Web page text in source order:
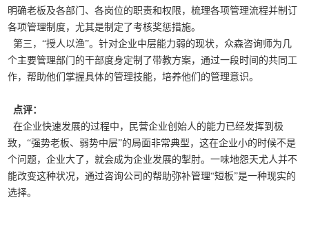
明确老板及各部门、各岗位的职责和权限，梳理各项管理流程并制订
各项管理制度，尤其是制定了考核奖惩措施。
第三，“授人以渔”。针对企业中层能力弱的现状，众森咨询师为几
个主要管理部门的干部度身定制了带教方案，通过一段时间的共同工
作，帮助他们掌握具体的管理技能，培养他们的管理意识。
点评：
在企业快速发展的过程中，民营企业创始人的能力已经发挥到极
致，“强势老板、弱势中层”的局面非常典型，这在企业小的时候不是
个问题，企业大了，就会成为企业发展的掣肘。一味地怨天尤人并不
能改变这种状况，通过咨询公司的帮助弥补管理“短板”是一种现实的
选择。